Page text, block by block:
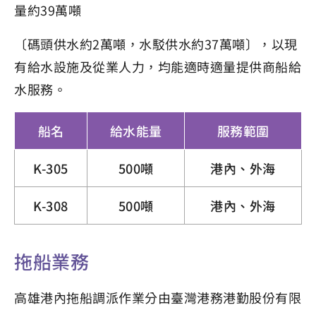
量約39萬噸
〔碼頭供水約2萬噸，水駁供水約37萬噸〕，以現
有給水設施及從業人力，均能適時適量提供商船給
水服務。
船名 給水能量 服務範圍
K-305 500噸 港內、外海
K-308 500噸 港內、外海
拖船業務
高雄港內拖船調派作業分由臺灣港務港勤股份有限